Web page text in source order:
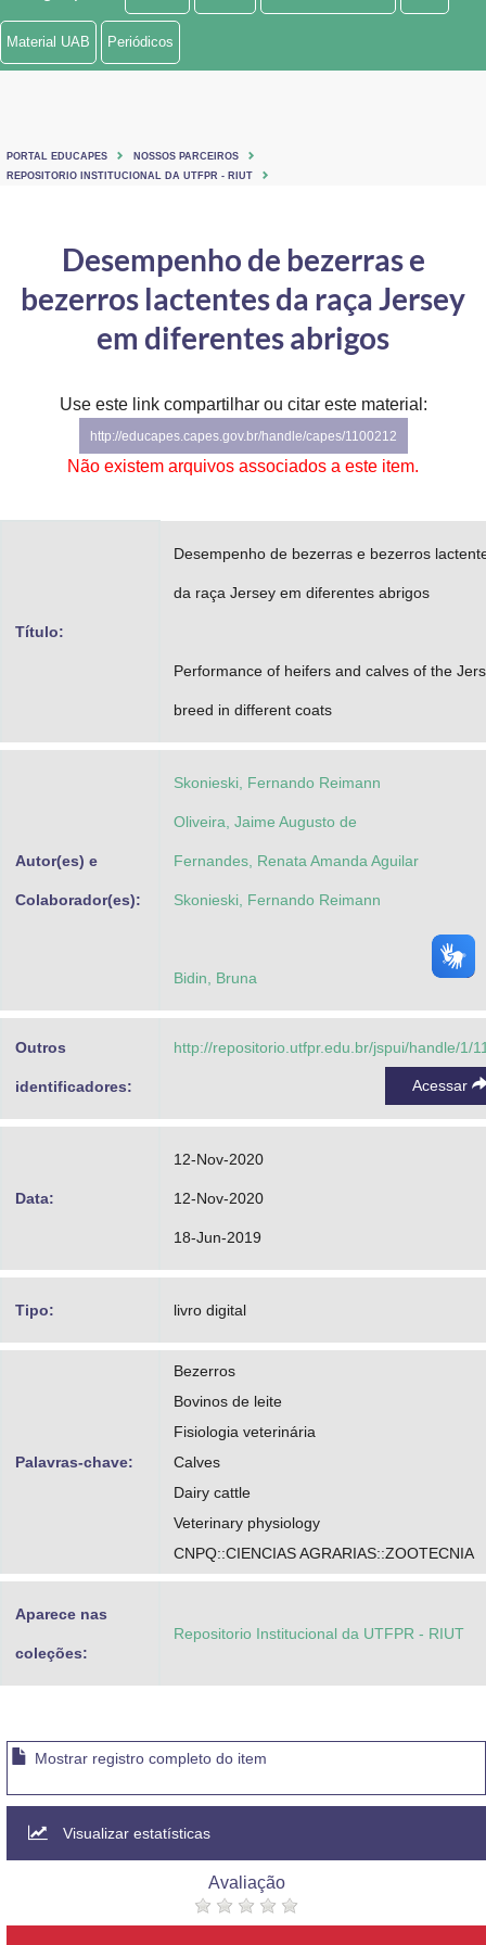
Ministério de Minas e Energia
Ministério do Turismo
Controladoria-Geral da União
Secretaria de Governo
Gabinete de Segurança Institucional
Material UAB Periódicos
PORTAL EDUCAPES
NOSSOS PARCEIROS
REPOSITORIO INSTITUCIONAL DA UTFPR - RIUT
Desempenho de bezerras e
bezerros lactentes da raça Jersey
em diferentes abrigos
Use este link compartilhar ou citar este material:
http://educapes.capes.gov.br/handle/capes/1100212
Não existem arquivos associados a este item.
Título:
Desempenho de bezerras e bezerros
da raça Jersey em diferentes abrigos
Performance of heifers and calves of the
breed in different coats
Autor(es) e
Colaborador(es):
Skonieski, Fernando Reimann
Oliveira, Jaime Augusto de
Fernandes, Renata Amanda Aguilar
Skonieski, Fernando Reimann
Bidin, Bruna
Outros
identificadores:
http://repositorio.utfpr.edu.br/jspui/handle/1/
Acessar
Data:
12-Nov-2020
12-Nov-2020
18-Jun-2019
Tipo: livro digital
Palavras-chave:
Bezerros
Bovinos de leite
Fisiologia veterinária
Calves
Dairy cattle
Veterinary physiology
CNPQ::CIENCIAS AGRARIAS::ZOOTECNIA
Aparece nas
coleções:
Repositorio Institucional da UTFPR - RIUT
Mostrar registro completo do item
Visualizar estatísticas
Avaliação